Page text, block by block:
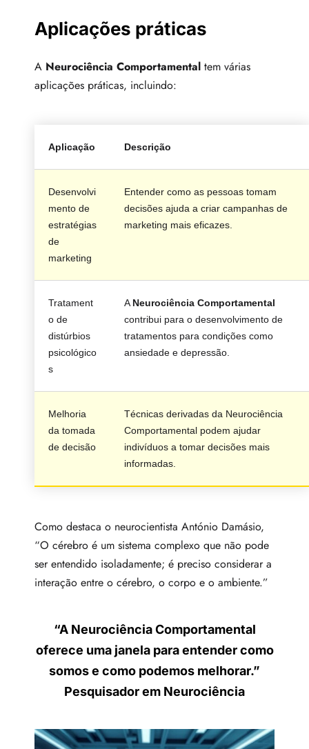
Aplicações práticas
A Neurociência Comportamental tem várias
aplicações práticas, incluindo:
Aplicação Descrição
Desenvolvi
mento de
estratégias
de
marketing
Entender como as pessoas tomam
decisões ajuda a criar campanhas de
marketing mais eficazes.
Tratament
o de
distúrbios
psicológico
s
A Neurociência Comportamental
contribui para o desenvolvimento de
tratamentos para condições como
ansiedade e depressão.
Melhoria
da tomada
de decisão
Técnicas derivadas da Neurociência
Comportamental podem ajudar
indivíduos a tomar decisões mais
informadas.
Como destaca o neurocientista António Damásio,
“O cérebro é um sistema complexo que não pode
ser entendido isoladamente; é preciso considerar a
interação entre o cérebro, o corpo e o ambiente.”
“A Neurociência Comportamental
oferece uma janela para entender como
somos e como podemos melhorar.”
Pesquisador em Neurociência